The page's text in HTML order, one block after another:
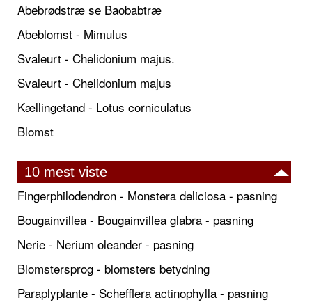
Abebrødstræ se Baobabtræ
Abeblomst - Mimulus
Svaleurt - Chelidonium majus.
Svaleurt - Chelidonium majus
Kællingetand - Lotus corniculatus
Blomst
10 mest viste
Fingerphilodendron - Monstera deliciosa - pasning
Bougainvillea - Bougainvillea glabra - pasning
Nerie - Nerium oleander - pasning
Blomstersprog - blomsters betydning
Paraplyplante - Schefflera actinophylla - pasning